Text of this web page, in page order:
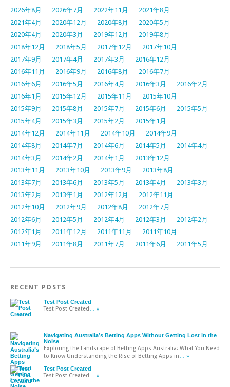
2026年8月 2026年7月 2022年11月
2021年8月
2021年4月
2020年12月 2020年8月
2020年5月
2020年4月
2020年3月 2019年12月
2019年8月
2018年12月
2018年5月 2017年12月
2017年10月
2017年9月
2017年4月 2017年3月
2016年12月
2016年11月
2016年9月 2016年8月
2016年7月
2016年6月
2016年5月 2016年4月 2016年3月
2016年2月
2016年1月
2015年12月 2015年11月
2015年10月
2015年9月
2015年8月 2015年7月 2015年6月
2015年5月
2015年4月
2015年3月 2015年2月
2015年1月
2014年12月
2014年11月 2014年10月
2014年9月
2014年8月
2014年7月 2014年6月 2014年5月
2014年4月
2014年3月
2014年2月 2014年1月
2013年12月
2013年11月
2013年10月 2013年9月
2013年8月
2013年7月
2013年6月 2013年5月 2013年4月
2013年3月
2013年2月
2013年1月 2012年12月
2012年11月
2012年10月
2012年9月 2012年8月
2012年7月
2012年6月
2012年5月 2012年4月 2012年3月
2012年2月
2012年1月
2011年12月 2011年11月
2011年10月
2011年9月
2011年8月 2011年7月 2011年6月 2011年5月
RECENT POSTS
Test Post Created
Test Post Created … »
Navigating Australia’s Betting Apps Without Getting Lost in the
Noise
Exploring the Landscape of Betting Apps Australia: What You Need
to Know Understanding the Rise of Betting Apps in… »
Test Post Created
Test Post Created … »